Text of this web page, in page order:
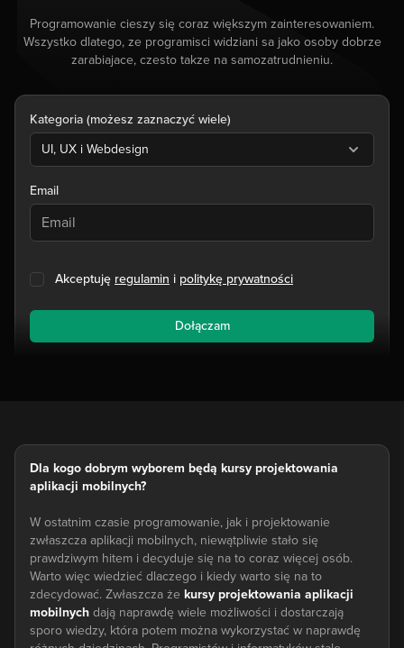
Programowanie cieszy się coraz większym zainteresowaniem.
Wszystko dlatego, ze programisci widziani sa jako osoby dobrze
zarabiajace, czesto takze na samozatrudnieniu.
Kategoria (możesz zaznaczyć wiele)
UI, UX i Webdesign
Email
Akceptuję regulamin i politykę prywatności
Dołączam
Dla kogo dobrym wyborem będą kursy projektowania
aplikacji mobilnych?
W ostatnim czasie programowanie, jak i projektowanie
zwłaszcza aplikacji mobilnych, niewątpliwie stało się
prawdziwym hitem i decyduje się na to coraz więcej osób.
Warto więc wiedzieć dlaczego i kiedy warto się na to
zdecydować. Zwłaszcza że kursy projektowania aplikacji
mobilnych dają naprawdę wiele możliwości i dostarczają
sporo wiedzy, która potem można wykorzystać w naprawdę